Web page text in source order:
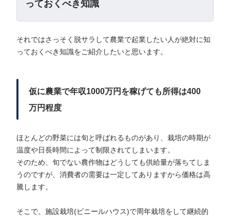
っておくべき知識
それではさっそく脱サラして農業で起業したい人が絶対に知
っておくべき知識をご紹介したいと思います。
仮に農業で年収1000万円を稼げても所得は400
万円程度
ほとんどの野菜には旬と呼ばれるものがあり、栽培の時期が
温度や日長時間によって制限されてしまいます。
そのため、旬でない農作物はどうしても供給量が落ちてしま
うのですが、消費者の需要は一定してありますから価格は高
騰します。
そこで、施設栽培(ビニールハウス)で周年栽培をして継続的